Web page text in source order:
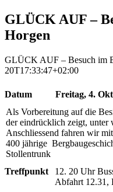
GLÜCK AUF –
Horgen
GLÜCK AUF – Besuch im
20T17:33:47+02:00
Datum
Freitag, 4.
Als Vorbereitung auf die
der eindrücklich zeigt, unter
Anschliessend fahren wir
400 jährige
Stollentrunk
Treffpunkt
12. 20 Uhr
Abfahrt 12.31,